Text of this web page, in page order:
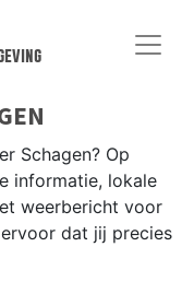
Schagen? Op
informatie, lokale
weerbericht voor
dat jij precies